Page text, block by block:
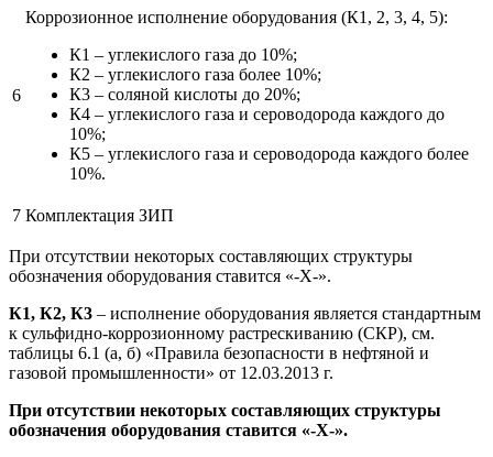
6
Коррозионное исполнение оборудования (К1, 2, 3, 4, 5):
К1 – углекислого газа до 10%;
К2 – углекислого газа более 10%;
К3 – соляной кислоты до 20%;
К4 – углекислого газа и сероводорода каждого до
10%;
К5 – углекислого газа и сероводорода каждого более
10%.
7 Комплектация ЗИП
При отсутствии некоторых составляющих структуры
обозначения оборудования ставится «-Х-».
К1, К2, К3 – исполнение оборудования является стандартным
к сульфидно-коррозионному растрескиванию (СКР), см.
таблицы 6.1 (а, б) «Правила безопасности в нефтяной и
газовой промышленности» от 12.03.2013 г.
При отсутствии некоторых составляющих структуры
обозначения оборудования ставится «-Х-».